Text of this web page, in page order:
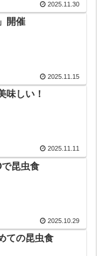
2025.11.30
開催
2025.11.15
味しい！
2025.11.11
昆虫食
2025.10.29
ての昆虫食